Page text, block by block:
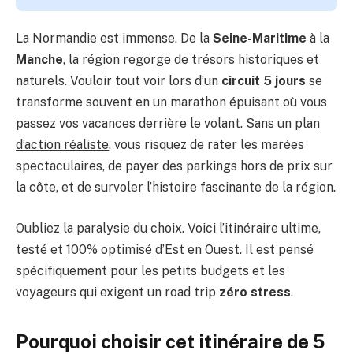
La Normandie est immense. De la Seine-Maritime à la
Manche, la région regorge de trésors historiques et
naturels. Vouloir tout voir lors d’un circuit 5 jours se
transforme souvent en un marathon épuisant où vous
passez vos vacances derrière le volant. Sans un plan
d’action réaliste, vous risquez de rater les marées
spectaculaires, de payer des parkings hors de prix sur
la côte, et de survoler l’histoire fascinante de la région.
Oubliez la paralysie du choix. Voici l’itinéraire ultime,
testé et 100% optimisé d’Est en Ouest. Il est pensé
spécifiquement pour les petits budgets et les
voyageurs qui exigent un road trip zéro stress.
Pourquoi choisir cet itinéraire de 5